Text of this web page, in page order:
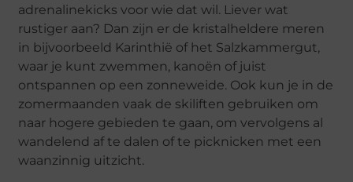
adrenalinekicks voor wie dat wil. Liever wat
rustiger aan? Dan zijn er de kristalheldere meren
in bijvoorbeeld Karinthië of het Salzkammergut,
waar je kunt zwemmen, kanoën of juist
ontspannen op een zonneweide. Ook kun je in de
zomermaanden vaak de skiliften gebruiken om
naar hogere gebieden te gaan, om vervolgens al
wandelend af te dalen of te picknicken met een
waanzinnig uitzicht.